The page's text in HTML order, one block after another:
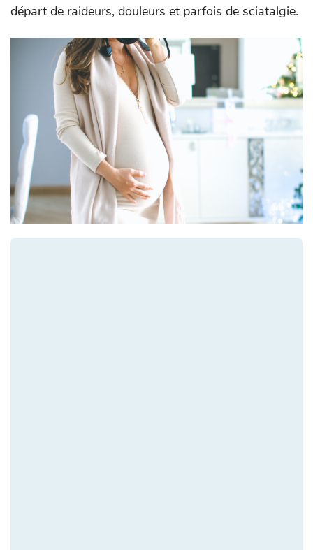
départ de raideurs, douleurs et parfois de sciatalgie.